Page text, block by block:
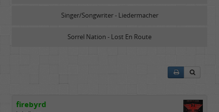
Singer/Songwriter - Liedermacher
Sorrel Nation - Lost En Route
firebyrd